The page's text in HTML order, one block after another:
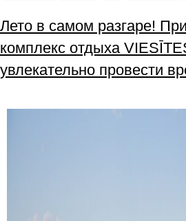
Лето в самом разгаре!
комплекс отдыха
увлекательно провести